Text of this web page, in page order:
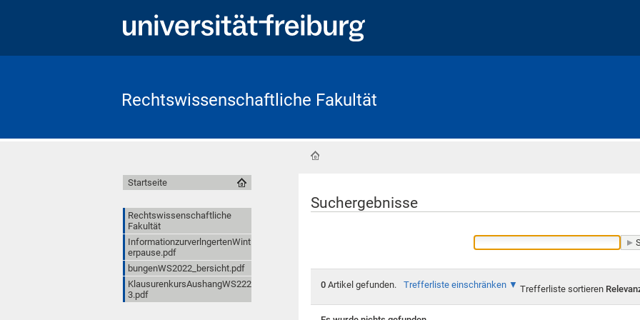
Rechtswissenschaftliche Fakultät
Suchergebnisse
0Artikel gefunden. Trefferliste einschränken Trefferliste sortieren
Startseite
Rechtswissenschaftliche
Fakultät
InformationzurverlngertenWint
erpause.pdf
bungenWS2022_bersicht.pdf
KlausurenkursAushangWS222
3.pdf